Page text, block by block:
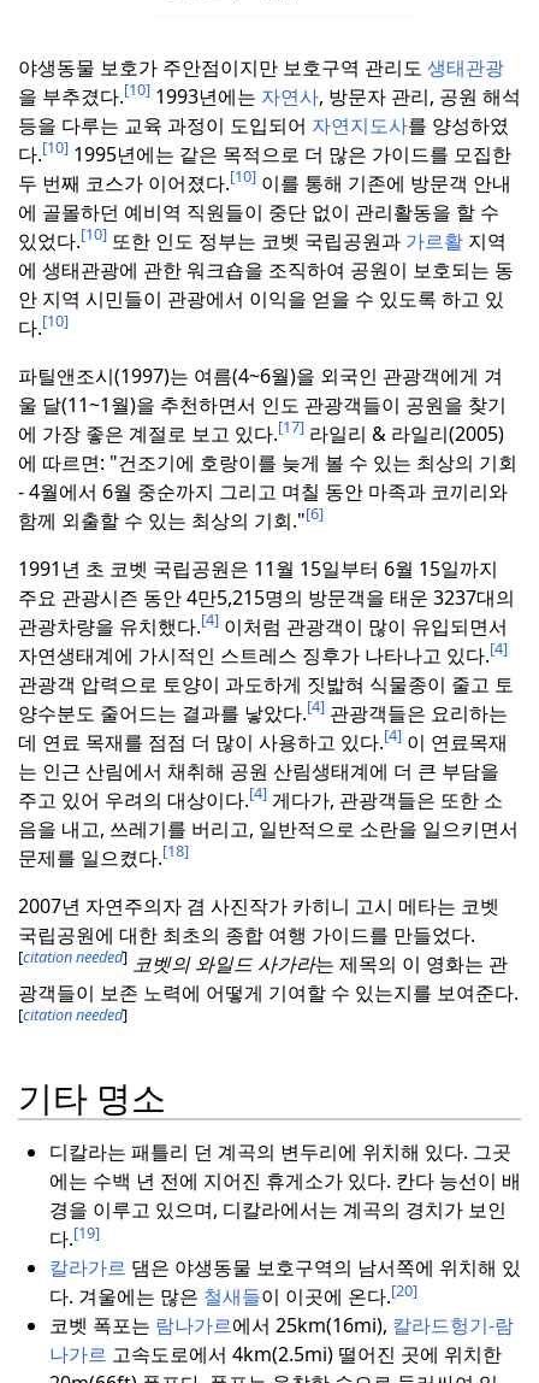
야생동물 보호가 주안점이지만 보호구역 관리도 생태관광
을 부추겼다.[10] 1993년에는 자연사, 방문자 관리, 공원 해석
등을 다루는 교육 과정이 도입되어 자연지도사를 양성하였
다.[10] 1995년에는 같은 목적으로 더 많은 가이드를 모집한
두 번째 코스가 이어졌다.[10] 이를 통해 기존에 방문객 안내
에 골몰하던 예비역 직원들이 중단 없이 관리활동을 할 수
있었다.[10] 또한 인도 정부는 코벳 국립공원과 가르활 지역
에 생태관광에 관한 워크숍을 조직하여 공원이 보호되는 동
안 지역 시민들이 관광에서 이익을 얻을 수 있도록 하고 있
다.[10]
파틸앤조시(1997)는 여름(4~6월)을 외국인 관광객에게 겨
울 달(11~1월)을 추천하면서 인도 관광객들이 공원을 찾기
에 가장 좋은 계절로 보고 있다.[17] 라일리 & 라일리(2005)
에 따르면: "건조기에 호랑이를 늦게 볼 수 있는 최상의 기회
- 4월에서 6월 중순까지 그리고 며칠 동안 마족과 코끼리와
함께 외출할 수 있는 최상의 기회."[6]
1991년 초 코벳 국립공원은 11월 15일부터 6월 15일까지
주요 관광시즌 동안 4만5,215명의 방문객을 태운 3237대의
관광차량을 유치했다.[4] 이처럼 관광객이 많이 유입되면서
자연생태계에 가시적인 스트레스 징후가 나타나고 있다.[4]
관광객 압력으로 토양이 과도하게 짓밟혀 식물종이 줄고 토
양수분도 줄어드는 결과를 낳았다.[4] 관광객들은 요리하는
데 연료 목재를 점점 더 많이 사용하고 있다.[4] 이 연료목재
는 인근 산림에서 채취해 공원 산림생태계에 더 큰 부담을
주고 있어 우려의 대상이다.[4] 게다가, 관광객들은 또한 소
음을 내고, 쓰레기를 버리고, 일반적으로 소란을 일으키면서
문제를 일으켰다.[18]
2007년 자연주의자 겸 사진작가 카히니 고시 메타는 코벳
국립공원에 대한 최초의 종합 여행 가이드를 만들었다.
[citation needed] 코벳의 와일드 사가라는 제목의 이 영화는 관
광객들이 보존 노력에 어떻게 기여할 수 있는지를 보여준다.
[citation needed]
기타 명소
디칼라는 패틀리 던 계곡의 변두리에 위치해 있다. 그곳
에는 수백 년 전에 지어진 휴게소가 있다. 칸다 능선이 배
경을 이루고 있으며, 디칼라에서는 계곡의 경치가 보인
다.[19]
칼라가르 댐은 야생동물 보호구역의 남서쪽에 위치해 있
다. 겨울에는 많은 철새들이 이곳에 온다.[20]
코벳 폭포는 람나가르에서 25km(16mi), 칼라드헝기-람
나가르 고속도로에서 4km(2.5mi) 떨어진 곳에 위치한